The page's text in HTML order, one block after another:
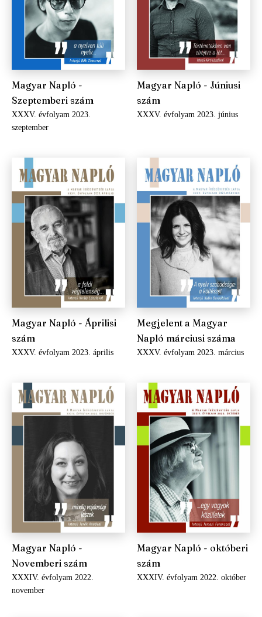
Magyar Napló -
Szeptemberi szám
XXXV. évfolyam 2023.
szeptember
Magyar Napló - Júniusi
szám
XXXV. évfolyam 2023. június
Magyar Napló - Áprilisi
szám
XXXV. évfolyam 2023. április
Megjelent a Magyar
Napló márciusi száma
XXXV. évfolyam 2023. március
Magyar Napló -
Novemberi szám
XXXIV. évfolyam 2022.
november
Magyar Napló - októberi
szám
XXXIV. évfolyam 2022. október